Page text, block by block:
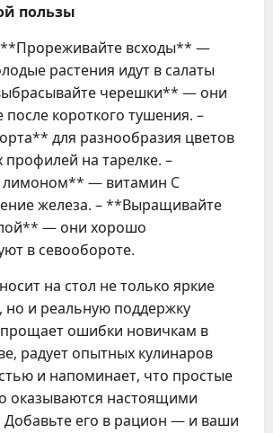
пользы
всходы** —
растения идут в салаты
черешки** — они
после короткого тушения. –
для разнообразия цветов
профилей на тарелке. –
лимоном** — витамин C
железа. – **Выращивайте
— они хорошо
в севообороте.
на стол не только яркие
но и реальную поддержку
ошибки новичкам в
радует опытных кулинаров
и напоминает, что простые
оказываются настоящими
его в рацион — и ваши